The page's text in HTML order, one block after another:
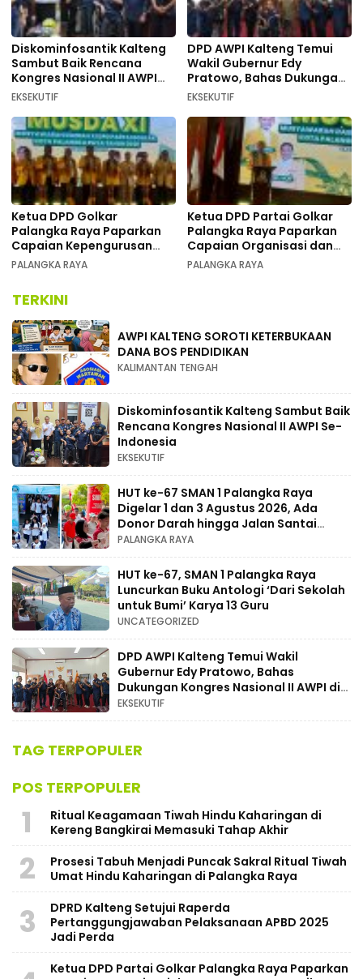
Diskominfosantik Kalteng
Sambut Baik Rencana
Kongres Nasional II AWPI
Se-Indonesia
EKSEKUTIF
DPD AWPI Kalteng Temui
Wakil Gubernur Edy
Pratowo, Bahas Dukungan
Kongres Nasional II AWPI di
EKSEKUTIF
Ketua DPD Golkar
Palangka Raya Paparkan
Capaian Kepengurusan
pada Pembukaan Musda XI
PALANGKA RAYA
Ketua DPD Partai Golkar
Palangka Raya Paparkan
Capaian Organisasi dan
Kemenangan Pemilu pada
PALANGKA RAYA
TERKINI
AWPI KALTENG SOROTI KETERBUKAAN
DANA BOS PENDIDIKAN
KALIMANTAN TENGAH
Diskominfosantik Kalteng Sambut Baik
Rencana Kongres Nasional II AWPI Se-
Indonesia
EKSEKUTIF
HUT ke-67 SMAN 1 Palangka Raya
Digelar 1 dan 3 Agustus 2026, Ada
Donor Darah hingga Jalan Santai
Berhadiah Doorprize
PALANGKA RAYA
HUT ke-67, SMAN 1 Palangka Raya
Luncurkan Buku Antologi ‘Dari Sekolah
untuk Bumi’ Karya 13 Guru
UNCATEGORIZED
DPD AWPI Kalteng Temui Wakil
Gubernur Edy Pratowo, Bahas
Dukungan Kongres Nasional II AWPI di
Kalimantan Tengah
EKSEKUTIF
TAG TERPOPULER
POS TERPOPULER
1
Ritual Keagamaan Tiwah Hindu Kaharingan di
Kereng Bangkirai Memasuki Tahap Akhir
2
Prosesi Tabuh Menjadi Puncak Sakral Ritual Tiwah
Umat Hindu Kaharingan di Palangka Raya
3
​DPRD Kalteng Setujui Raperda
Pertanggungjawaban Pelaksanaan APBD 2025
Jadi Perda
Ketua DPD Partai Golkar Palangka Raya Paparkan